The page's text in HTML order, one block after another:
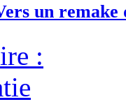
un remake